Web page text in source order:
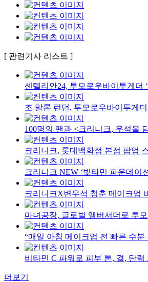
[ 관련기사 리스트 ]
센텔리안24, 투모로우바이투게더
조 말론 런던, 투모로우바이투게
100명의 팬과 <크리니크, 우석을
크리니크, 롯데백화점 본점 팝업
크리니크 NEW ‘빛타민 파운데이
크리니크X변우석 청춘 메이크업
마녀공장, 글로벌 엠버서더로 투
“매일 아침 메이크업 전 빠른 수분
비타민 C 파워로 피부 톤, 결, 탄력
더보기